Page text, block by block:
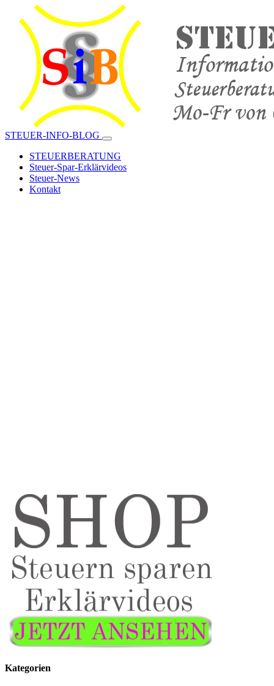
STEUER-INFO-BLOG
STEUERBERATUNG
Steuer-Spar-Erklärvideos
Steuer-News
Kontakt
Kategorien